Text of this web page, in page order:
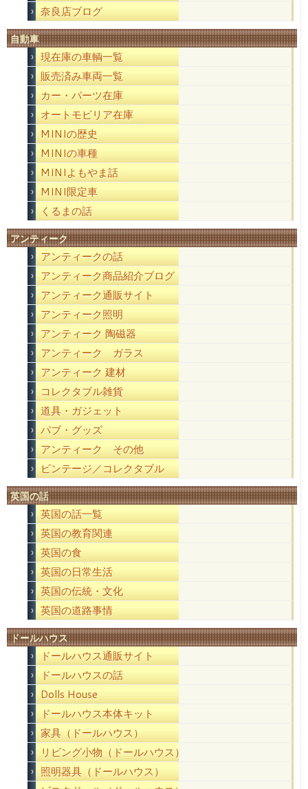
奈良店ブログ
自動車
現在庫の車輌一覧
販売済み車両一覧
カー・パーツ在庫
オートモビリア在庫
MINIの歴史
MINIの車種
MINIよもやま話
MINI限定車
くるまの話
アンティーク
アンティークの話
アンティーク商品紹介ブログ
アンティーク通販サイト
アンティーク照明
アンティーク 陶磁器
アンティーク ガラス
アンティーク 建材
コレクタブル雑貨
道具・ガジェット
パブ・グッズ
アンティーク その他
ビンテージ／コレクタブル
英国の話
英国の話一覧
英国の教育関連
英国の食
英国の日常生活
英国の伝統・文化
英国の道路事情
ドールハウス
ドールハウス通販サイト
ドールハウスの話
Dolls House
ドールハウス本体キット
家具（ドールハウス）
リビング小物（ドールハウス）
照明器具（ドールハウス）